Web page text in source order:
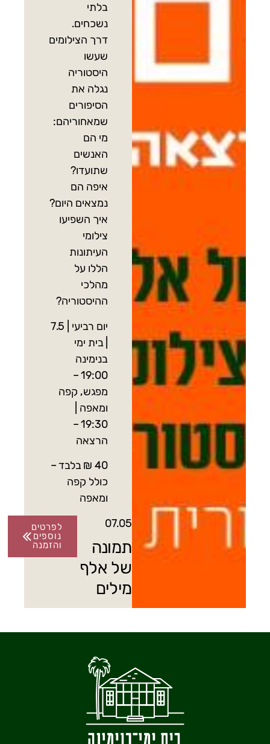
בלתי
נשכחים.
דרך הצילומים
שעשו
היסטוריה
נגלה את
הסיפורים
שמאחוריהם:
מי הם
האנשים
שתועדו?
איפה הם
נמצאים היום?
איך השפיעו
צילומי
העיתונות
הללו על
מהלכי
ההיסטוריה?
יום רביעי | 7.5
| בית ימי
בנימינה
19:00 –
מפגש, קפה
ומאפה |
19:30 –
הרצאה
40 ₪ בלבד –
כולל קפה
ומאפה
07.05
תמונה
של אלף
מילים
לפרטים
נוספים
והזמנה